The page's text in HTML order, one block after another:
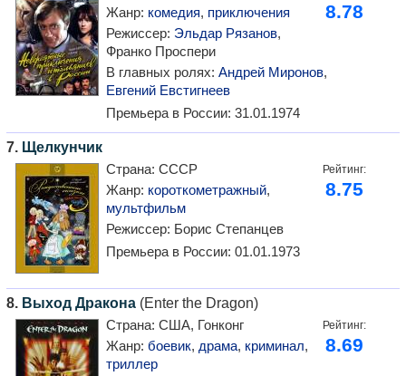
8.78
Жанр: комедия, приключения
Режиссер: Эльдар Рязанов,
Франко Проспери
В главных ролях: Андрей Миронов,
Евгений Евстигнеев
Премьера в России: 31.01.1974
7. Щелкунчик
Рейтинг:
8.75
Страна: СССР
Жанр: короткометражный,
мультфильм
Режиссер: Борис Степанцев
Премьера в России: 01.01.1973
8. Выход Дракона (Enter the Dragon)
Рейтинг:
8.69
Страна: США, Гонконг
Жанр: боевик, драма, криминал,
триллер